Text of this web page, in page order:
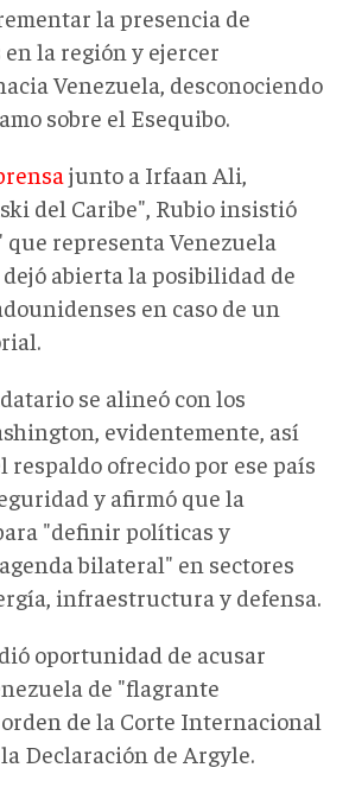
la presencia de
la región y ejercer
Venezuela, desconociendo
sobre el Esequibo.
junto a Irfaan Ali,
del Caribe", Rubio insistió
que representa Venezuela
abierta la posibilidad de
en caso de un
se alineó con los
, evidentemente, así
respaldo ofrecido por ese país
y afirmó que la
"definir políticas y
bilateral" en sectores
infraestructura y defensa.
oportunidad de acusar
de "flagrante
de la Corte Internacional
Declaración de Argyle.